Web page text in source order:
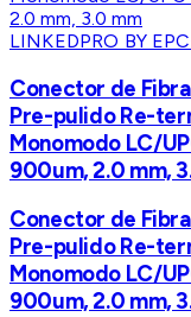
LINKEDPRO BY
Conector de
Pre-pulido Re-
Monomodo LC/
900um, 2.0 mm,
Conector de
Pre-pulido Re-
Monomodo LC/
900um, 2.0 mm,